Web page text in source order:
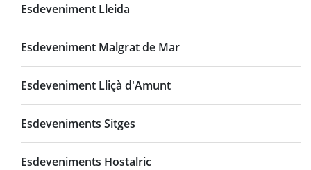
Esdeveniment Lleida
Esdeveniment Malgrat de Mar
Esdeveniment Lliçà d'Amunt
Esdeveniments Sitges
Esdeveniments Hostalric